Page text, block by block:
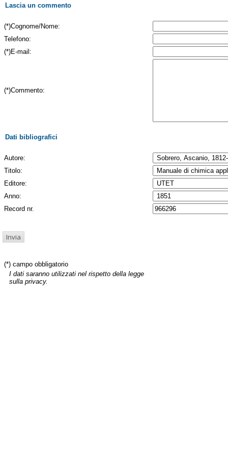
Lascia un commento
(*)Cognome/Nome:
Telefono:
(*)E-mail:
(*)Commento:
Dati bibliografici
Autore:
Titolo:
Editore:
Anno:
Record nr.
(*) campo obbligatorio
I dati saranno utilizzati nel rispetto della legge
sulla privacy.